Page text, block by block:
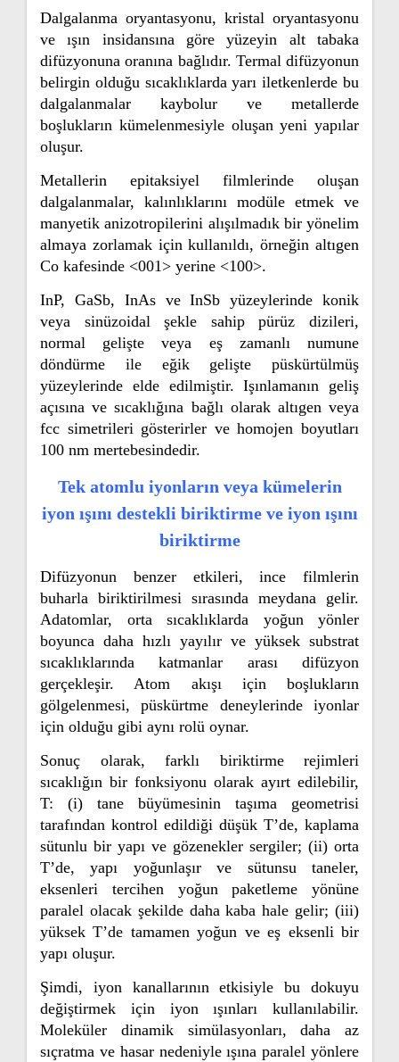
Dalgalanma oryantasyonu, kristal oryantasyonu
ve ışın insidansına göre yüzeyin alt tabaka
difüzyonuna oranına bağlıdır. Termal difüzyonun
belirgin olduğu sıcaklıklarda yarı iletkenlerde bu
dalgalanmalar kaybolur ve metallerde
boşlukların kümelenmesiyle oluşan yeni yapılar
oluşur.
Metallerin epitaksiyel filmlerinde oluşan
dalgalanmalar, kalınlıklarını modüle etmek ve
manyetik anizotropilerini alışılmadık bir yönelim
almaya zorlamak için kullanıldı, örneğin altıgen
Co kafesinde <001> yerine <100>.
InP, GaSb, InAs ve InSb yüzeylerinde konik
veya sinüzoidal şekle sahip pürüz dizileri,
normal gelişte veya eş zamanlı numune
döndürme ile eğik gelişte püskürtülmüş
yüzeylerinde elde edilmiştir. Işınlamanın geliş
açısına ve sıcaklığına bağlı olarak altıgen veya
fcc simetrileri gösterirler ve homojen boyutları
100 nm mertebesindedir.
Tek atomlu iyonların veya kümelerin
iyon ışını destekli biriktirme ve iyon ışını
biriktirme
Difüzyonun benzer etkileri, ince filmlerin
buharla biriktirilmesi sırasında meydana gelir.
Adatomlar, orta sıcaklıklarda yoğun yönler
boyunca daha hızlı yayılır ve yüksek substrat
sıcaklıklarında katmanlar arası difüzyon
gerçekleşir. Atom akışı için boşlukların
gölgelenmesi, püskürtme deneylerinde iyonlar
için olduğu gibi aynı rolü oynar.
Sonuç olarak, farklı biriktirme rejimleri
sıcaklığın bir fonksiyonu olarak ayırt edilebilir,
T: (i) tane büyümesinin taşıma geometrisi
tarafından kontrol edildiği düşük T’de, kaplama
sütunlu bir yapı ve gözenekler sergiler; (ii) orta
T’de, yapı yoğunlaşır ve sütunsu taneler,
eksenleri tercihen yoğun paketleme yönüne
paralel olacak şekilde daha kaba hale gelir; (iii)
yüksek T’de tamamen yoğun ve eş eksenli bir
yapı oluşur.
Şimdi, iyon kanallarının etkisiyle bu dokuyu
değiştirmek için iyon ışınları kullanılabilir.
Moleküler dinamik simülasyonları, daha az
sıçratma ve hasar nedeniyle ışına paralel yönlere